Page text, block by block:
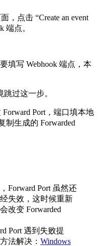
，点击 “Create an event
端点。
填写 Webhook 端点，本
过这一步。
Port，端口填本地
制生成的 Forwarded
Forward Port 虽然还
失效，这时候重新
改变 Forwarded
Port 遇到失败提
法解决： Windows